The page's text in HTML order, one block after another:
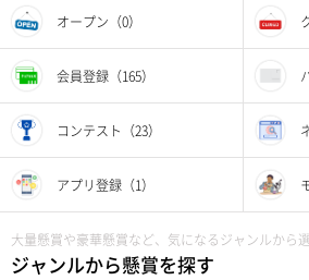
オープン（0）
会員登録（165）
コンテスト（23）
アプリ登録（1）
大量懸賞や豪華懸賞など、気になるジャンルから
ジャンルから懸賞を探す